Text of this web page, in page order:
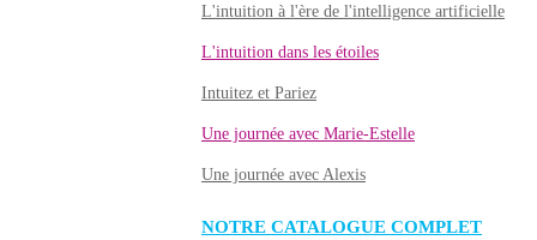
L'intuition à l'ère de l'intelligence artificielle
L'intuition dans les étoiles
Intuitez et Pariez
Une journée avec Marie-Estelle
Une journée avec Alexis
NOTRE CATALOGUE COMPLET